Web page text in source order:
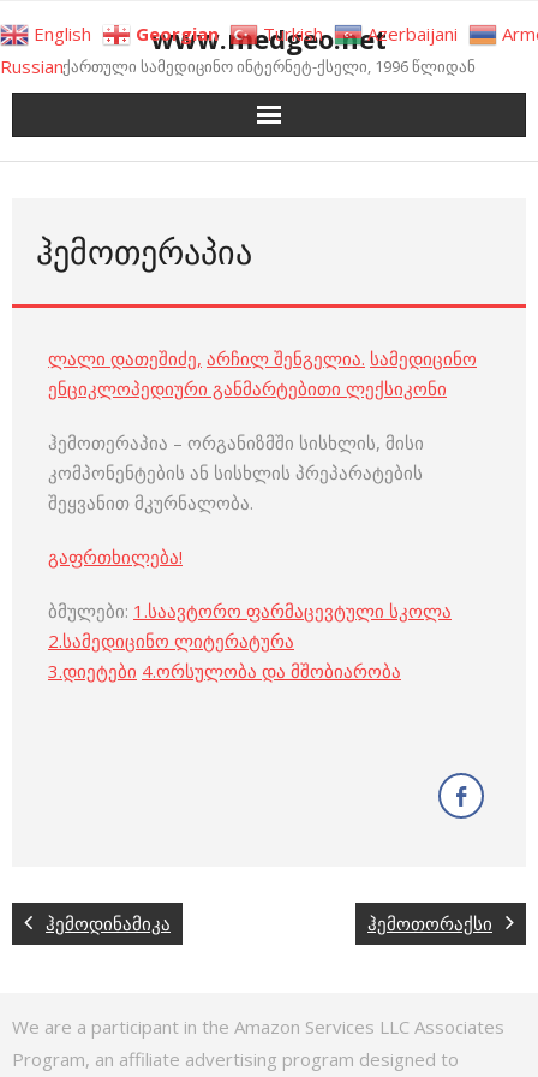
to
content
www.medgeo.net
ქართული სამედიცინო ინტერნეტ-ქსელი, 1996 წლიდან
ᲰᲔᲛᲝᲗᲔᲠᲐᲞᲘᲐ
ლალი დათეშიძე, არჩილ შენგელია. სამედიცინო
ენციკლოპედიური განმარტებითი ლექსიკონი
ჰემოთერაპია – ორგანიზმში სისხლის, მისი
კომპონენტების ან სისხლის პრეპარატების
შეყვანით მკურნალობა.
გაფრთხილება!
ბმულები: 1.საავტორო ფარმაცევტული სკოლა
2.სამედიცინო ლიტერატურა
3.დიეტები 4.ორსულობა და მშობიარობა
ჰემოდინამიკა ჰემოთორაქსი
We are a participant in the Amazon Services LLC Associates
Program, an affiliate advertising program designed to
English Georgian Turkish Azerbaijani
Russian